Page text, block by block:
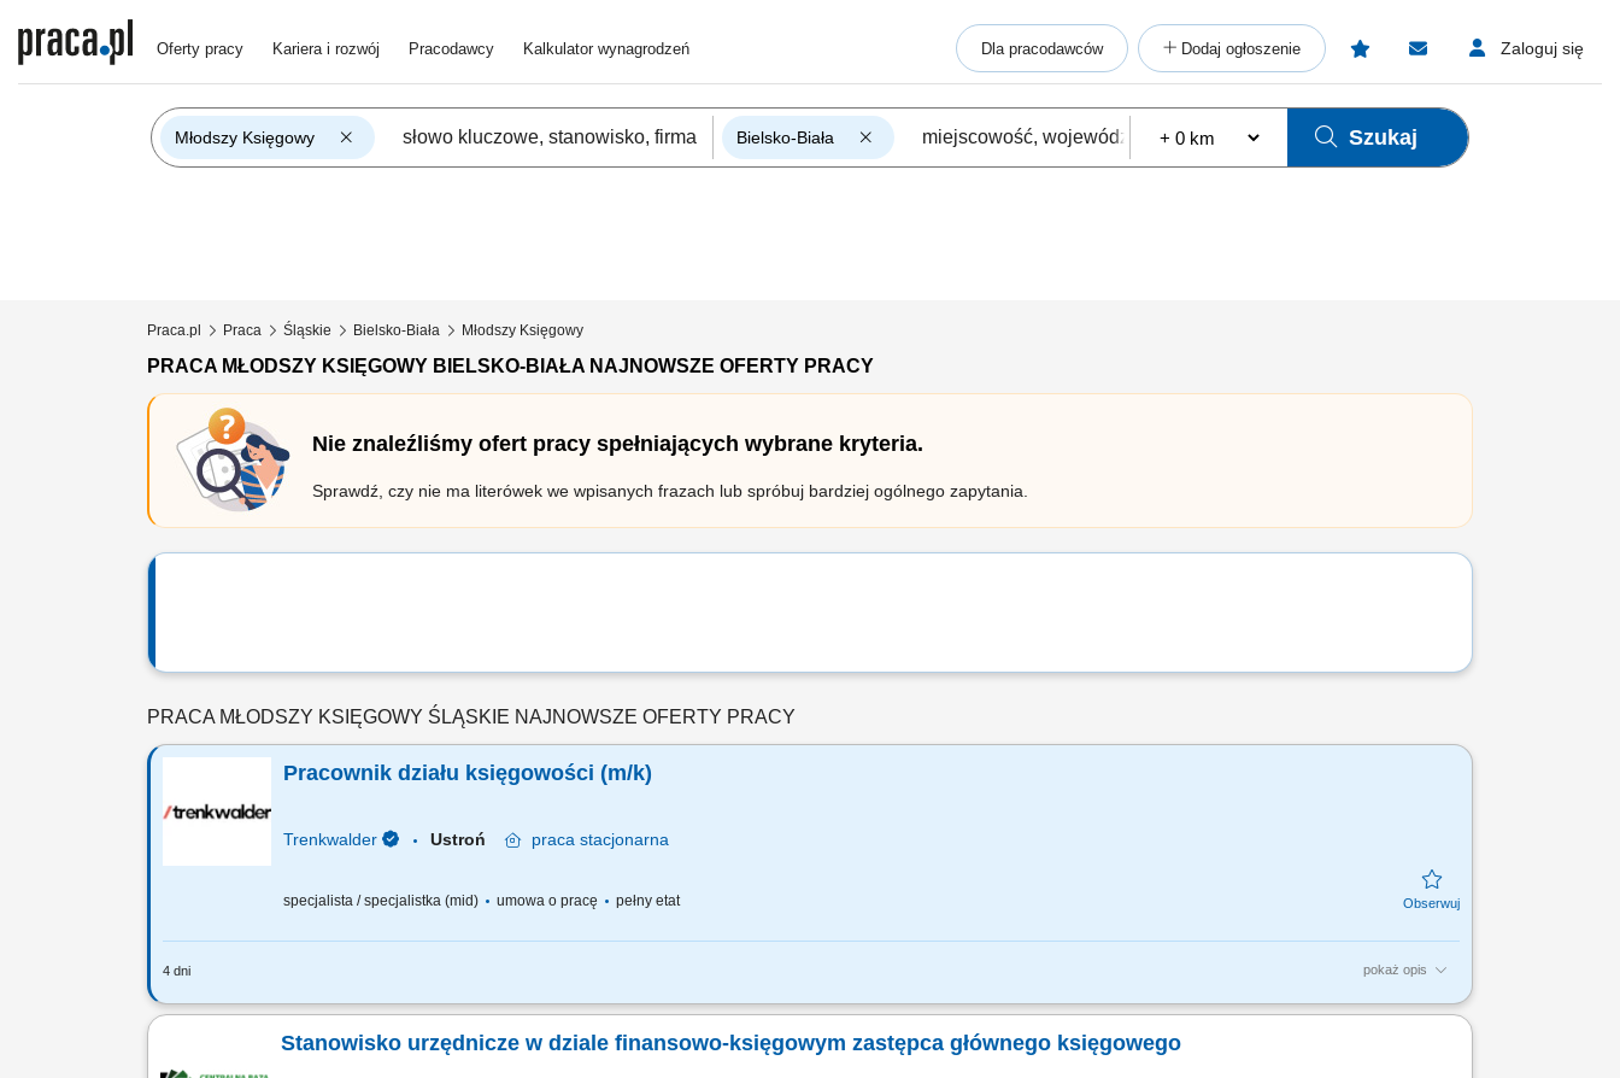
Oferty pracy Kariera i rozwój Pracodawcy Kalkulator wynagrodzeń Dla pracodawców Dodaj ogłoszenie Zaloguj się
Młodszy Księgowy Bielsko-Biała Szukaj
Praca.pl Praca Śląskie Bielsko-Biała Młodszy Księgowy
PRACA MŁODSZY KSIĘGOWY BIELSKO-BIAŁA NAJNOWSZE OFERTY PRACY
Nie znaleźliśmy ofert pracy spełniających wybrane kryteria.
Sprawdź, czy nie ma literówek we wpisanych frazach lub spróbuj bardziej ogólnego zapytania.
PRACA MŁODSZY KSIĘGOWY ŚLĄSKIE NAJNOWSZE OFERTY PRACY
Pracownik działu księgowości (m/k)
Trenkwalder Ustroń praca stacjonarna
specjalista / specjalistka (mid) umowa o pracę pełny etat
4 dni pokaż opis
Twoje zadania wsparcie Głównej Księgowej w bieżących zadaniach, udział w procesie miesięcznego i rocznego zamknięcia ksiąg rachunkowych, weryfikacja oraz
Stanowisko urzędnicze w dziale finansowo-księgowym zastępca głównego księgowego